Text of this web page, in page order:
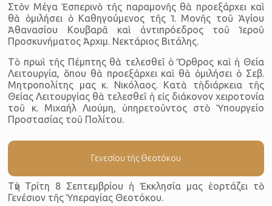
Στὸν Μέγα Ἑσπερινὸ τῆς παραμονῆς θὰ προεξάρχει καὶ
θὰ ὁμιλήσει ὁ Καθηγούμενος τῆς Ἱ. Μονῆς τοῦ Ἁγίου
Ἀθανασίου Κουβαρᾶ καὶ ἀντιπρόεδρος τοῦ Ἱεροῦ
Προσκυνήματος Ἀρχιμ. Νεκτάριος Βιτάλης.
Τὸ πρωὶ τῆς Πέμπτης θὰ τελεσθεῖ ὁ Ὄρθρος καὶ ἡ Θεία
Λειτουργία, ὅπου θὰ προεξάρχει καὶ θὰ ὁμιλήσει ὁ Σεβ.
Μητροπολίτης μας κ. Νικόλαος. Κατὰ τὴ διάρκεια τῆς
Θείας Λειτουργίας θὰ τελεσθεῖ ἡ εἰς διάκονον χειροτονία
τοῦ κ. Μιχαήλ Λιούμη, ὑπηρετοῦντος στὸ Ὑπουργείο
Προστασίας τοῦ Πολίτου.
Γενεσίου τῆς Θεοτόκου
Τὴν Τρίτη 8 Σεπτεμβρίου ἡ Ἐκκλησία μας ἑορτάζει τὸ
Γενέσιον τῆς Ὑπεραγίας Θεοτόκου.